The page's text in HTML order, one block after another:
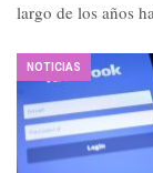
largo de los años
NOTICIAS